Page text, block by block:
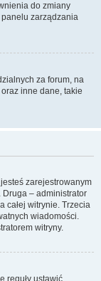
do zmiany
zarządzania
za forum, na
inne dane, takie
zarejestrowanym
– administrator
całej witrynie. Trzecia
wiadomości.
witryny.
reguły ustawić